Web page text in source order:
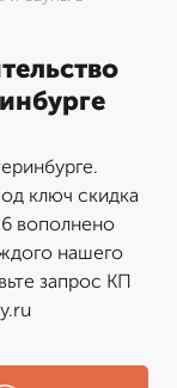
ключ скидка
вополнено
нашего
запрос КП